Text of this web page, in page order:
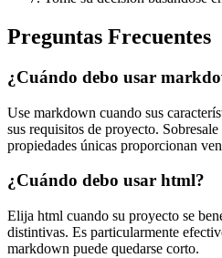
Preguntas Frecuentes
¿Cuándo debo usar
Use markdown cuando sus
sus requisitos de proyecto.
propiedades únicas proporcionan
¿Cuándo debo usar html?
Elija html cuando su proyecto se
distintivas. Es particularmente
markdown puede quedarse corto.